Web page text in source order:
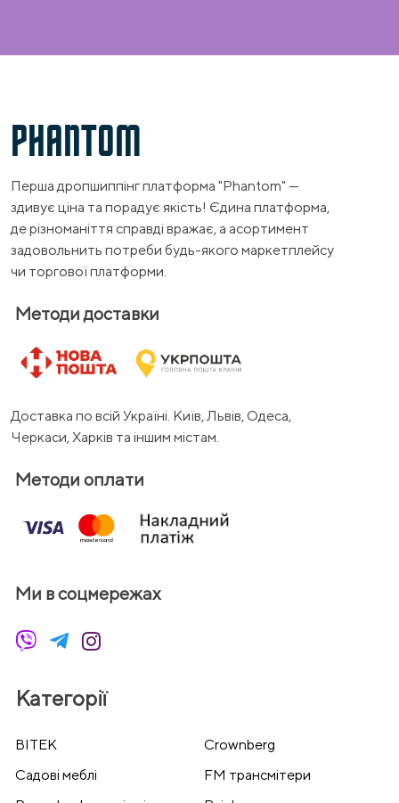
PHANTOM
Перша дропшиппінг платформа "Phantom" —
здивує ціна та порадує якість! Єдина платформа,
де різноманіття справді вражає, а асортимент
задовольнить потреби будь-якого маркетплейсу
чи торгової платформи.
Методи доставки
Доставка по всій Україні. Київ, Львів, Одеса,
Черкаси, Харків та іншим містам.
Методи оплати
Ми в соцмережах
Категорії
BITEK
Crownberg
Cадові меблі
FM трансмітери